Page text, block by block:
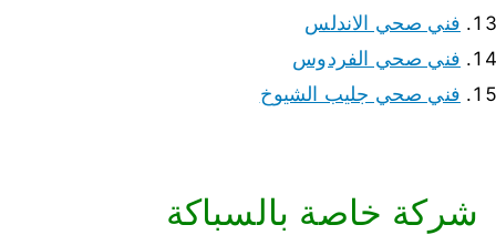
فني صحي الاندلس
فني صحي الفردوس
فني صحي جليب الشيوخ
شركة خاصة بالسباكة